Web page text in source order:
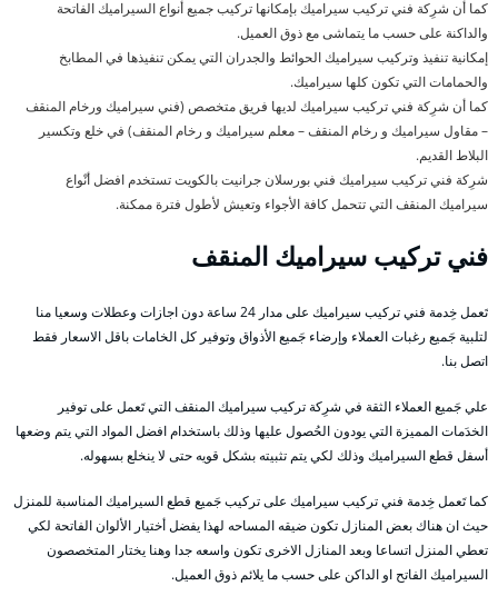
كما أن شرِكة فني تركيب سيراميك بإمكانها تركيب جميع أنواع السيراميك الفاتحة
والداكنة على حسب ما يتماشى مع ذوق العميل.
إمكانية تنفيذ وتركيب سيراميك الحوائط والجدران التي يمكن تنفيذها في المطابخ
والحمامات التي تكون كلها سيراميك.
كما أن شرِكة فني تركيب سيراميك لديها فريق متخصص (فني سيراميك ورخام المنقف
– مقاول سيراميك و رخام المنقف – معلم سيراميك و رخام المنقف) في خلع وتكسير
البلاط القديم.
شرِكة فني تركيب سيراميك فني بورسلان جرانيت بالكويت تستخدم افضل أنْواع
سيراميك المنقف التي تتحمل كافة الأجواء وتعيش لأطول فترة ممكنة.
فني تركيب سيراميك المنقف
تَعمل خِدمة فني تركيب سيراميك على مدار 24 ساعة دون اجازات وعطلات وسعيا منا
لتلبية جَميع رغبات العملاء وإرضاء جَميع الأذواق وتوفير كل الخامات باقل الاسعار فقط
اتصل بنا.
علي جَميع العملاء الثقة في شرِكة تركيب سيراميك المنقف التي تَعمل على توفير
الخدَمات المميزة التي يودون الحُصول عليها وذلك باستخدام افضل المواد التي يتم وضعها
أسفل قطع السيراميك وذلك لكي يتم تثبيته بشكل قويه حتى لا ينخلع بسهوله.
كما تَعمل خِدمة فني تركيب سيراميك على تركيب جَميع قطع السيراميك المناسبة للمنزل
حيث ان هناك بعض المنازل تكون ضيقه المساحه لهذا يفضل أختيار الألوان الفاتحة لكي
تعطي المنزل اتساعا وبعد المنازل الاخرى تكون واسعه جدا وهنا يختار المتخصصون
السيراميك الفاتح او الداكن على حسب ما يلائم ذوق العميل.